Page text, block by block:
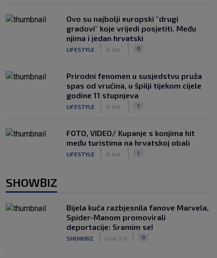
Ovo su najbolji europski "drugi
gradovi" koje vrijedi posjetiti. Među
njima i jedan hrvatski
LIFESTYLE 6. kol. 0
Prirodni fenomen u susjedstvu pruža
spas od vrućina, u špilji tijekom cijele
godine 11 stupnjeva
LIFESTYLE 6. kol. 1
FOTO, VIDEO/ Kupanje s konjima hit
među turistima na hrvatskoj obali
LIFESTYLE 6. kol. 1
SHOWBIZ
Bijela kuća razbjesnila fanove Marvela,
Spider-Manom promovirali
deportacije: Sramim se!
SHOWBIZ prije 2 h 0